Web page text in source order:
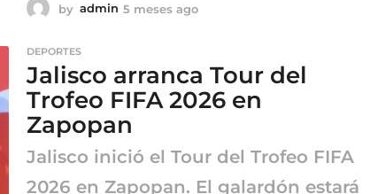
by admin 5 meses ago
e
s
a
DEPORTES
Jalisco arranca Tour del
Trofeo FIFA 2026 en
Zapopan
Jalisco inició el Tour del Trofeo FIFA
2026 en Zapopan. El galardón estará